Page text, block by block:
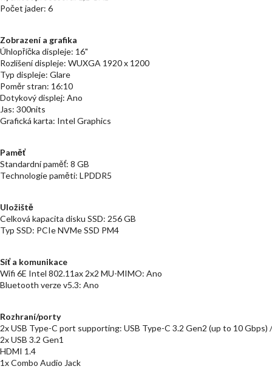
Počet jader: 6
Zobrazení a grafika
Úhlopříčka displeje: 16"
Rozlišení displeje: WUXGA 1920 x 1200
Typ displeje: Glare
Poměr stran: 16:10
Dotykový displej: Ano
Jas: 300nits
Grafická karta: Intel Graphics
Paměť
Standardní paměť: 8 GB
Technologie paměti: LPDDR5
Uložiště
Celková kapacita disku SSD: 256 GB
Typ SSD: PCIe NVMe SSD PM4
Síť a komunikace
Wifi 6E Intel 802.11ax 2x2 MU-MIMO: Ano
Bluetooth verze v5.3: Ano
Rozhraní/porty
2x USB Type-C port supporting: USB Type-C 3.2 Gen2 (up to 10 Gbps)
2x USB 3.2 Gen1
HDMI 1.4
1x Combo Audio Jack